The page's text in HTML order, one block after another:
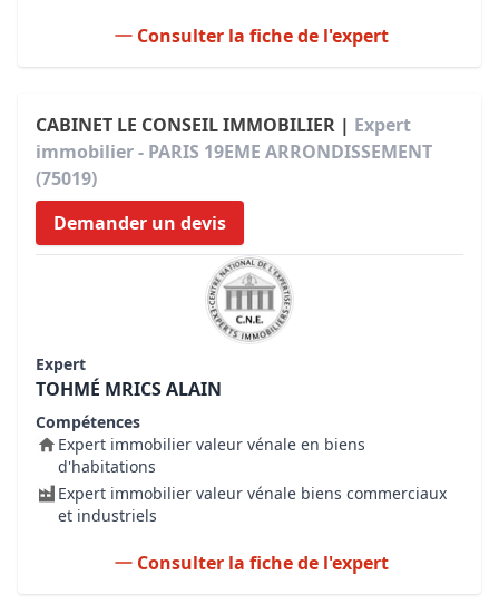
Consulter la fiche de l'expert
CABINET LE CONSEIL IMMOBILIER | Expert
immobilier - PARIS 19EME ARRONDISSEMENT
(75019)
Demander un devis
Expert
TOHMÉ MRICS ALAIN
Compétences
Expert immobilier valeur vénale en biens
d'habitations
Expert immobilier valeur vénale biens commerciaux
et industriels
Consulter la fiche de l'expert